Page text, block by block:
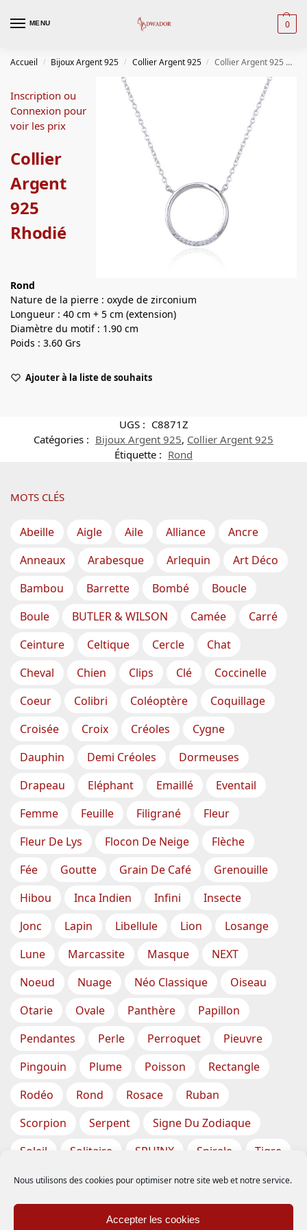
Nous utilisons des cookies pour optimiser notre site web et notre service.
Accepter les cookies
MENU 0
Accueil / Bijoux Argent 925 / Collier Argent 925 / Collier Argent 925 Rhodié
Inscription ou
Connexion pour
voir les prix
Collier
Argent
925
Rhodié
Rond
Nature de la pierre : oxyde de zirconium
Longueur : 40 cm + 5 cm (extension)
Diamètre du motif : 1.90 cm
Poids : 3.60 Grs
Ajouter à la liste de souhaits
UGS : C8871Z
Catégories : Bijoux Argent 925, Collier Argent 925
Étiquette : Rond
MOTS CLÉS
Abeille Aigle Aile Alliance
Ancre
Anneaux
Arabesque Arlequin
Art Déco
Bambou
Barrette Bombé
Boucle
Boule
BUTLER & WILSON Camée
Carré
Ceinture
Celtique Cercle
Chat
Cheval
Chien Clips Clé
Coccinelle
Coeur
Colibri Coléoptère
Coquillage
Croisée
Croix Créoles
Cygne
Dauphin
Demi Créoles
Dormeuses
Drapeau
Eléphant Emaillé
Eventail
Femme
Feuille Filigrané
Fleur
Fleur De Lys
Flocon De Neige
Flèche
Fée
Goutte Grain De Café
Grenouille
Hibou
Inca Indien Infini
Insecte
Jonc
Lapin Libellule Lion
Losange
Lune
Marcassite Masque
NEXT
Noeud
Nuage Néo Classique
Oiseau
Otarie
Ovale Panthère
Papillon
Pendantes
Perle Perroquet
Pieuvre
Pingouin
Plume Poisson
Rectangle
Rodéo
Rond Rosace
Ruban
Scorpion
Serpent
Signe Du Zodiaque
Soleil
Solitaire SPHINX Spirale
Tigre
Torsade
Tortue Train
Tresse
Triangle
Trèfle Tête Vase
Étoile